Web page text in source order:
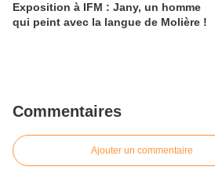
Exposition à IFM : Jany, un homme
qui peint avec la langue de Molière !
Commentaires
Ajouter un commentaire